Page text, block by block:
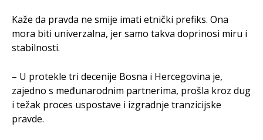
Kaže da pravda ne smije imati etnički prefiks. Ona
mora biti univerzalna, jer samo takva doprinosi miru i
stabilnosti.
– U protekle tri decenije Bosna i Hercegovina je,
zajedno s međunarodnim partnerima, prošla kroz dug
i težak proces uspostave i izgradnje tranzicijske
pravde.